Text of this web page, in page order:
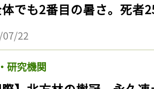
でも2番目の暑さ。死者
22
研究機関